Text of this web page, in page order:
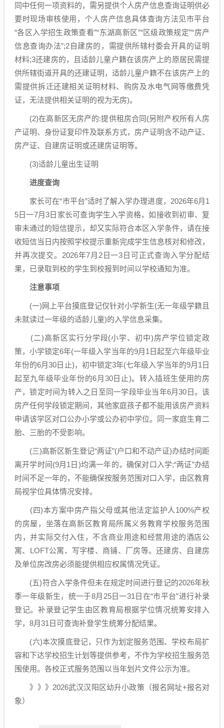
同中任何一项资料的，需另提供个人房产信息查询证明供必
要时现场审核使用，个人房产信息具体查询方法见市平台
“各区入学招生政策查看”“东湖高新区”“区级政策规定”“房产
信息查询办法”;2自建房的，需提供所辖村委会开具的证明
材料;3还建房的，且适龄儿童户籍在该房产上的原居民需提
供所辖街道开具的还建证明，适龄儿童户籍不在该房产上的
需提供拆迁还建相关证明材料、购房及水电气网等缴费凭
证，无法提供相关证明的视为无房)。
(2)在高新区无房产的:提供租房合同(另附产权所有人房
产证明、身份证复印件及联系方式，房产证明含不动产证、
房产证、自建房证明或还建房证明等。
(3)适龄儿童出生证明
进度查询
家长可在“市平台”适时了解入学办理进度，2026年6月1
5日一7月3日家长可查询学生入学资格，如接收到初审、复
审未通过的短信提示，却又实际符合本区入学条件，请在接
收短信当日内按照学校提示重新完成学生信息核对和修改，
并再次提交。2026年7月2日一3日可正式查询入学分配结
果，已录取到校的学生到校报到时间以学校通知为准。
注意事项
(一)网上平台摸底登记仅针对小学新生(无一年级学籍且
未就读过一年级的适龄儿童)的入学信息采集。
(二)高新区实行分学段(小学、初中)房产学位锁定政
策，小学锁定6年(一年级入学当年的9月1日起至六年级毕业
年份的6月30日止)，初中锁定3年(七年级入学当年的9月1日
起至九年级毕业年份的6月30日止)。转入插班生使用的房
产，锁定时间为转入之日至同一学段毕业当年6月30日。该
房产任何学段锁定期间，其他家庭孩子都不能用该房产资料
申请该学区对口公办小学或公办初中学位。同一家庭生育二
胎、三胎的不受影响。
(三)高新区新生登记“两证”(户口和不动产证)办结时间距
离开学时间(9月1日)均满一年的，确保对口入学;“两证”办结
时间不足一年的，不能确保按服务范围对口入学，由区教育
局视学位具体情况安排。
(四)本方案中房产指父母或其他法定监护人100%产权
的房屋，坐落在高新区教育局所属义务教育学校服务范围
内，并实际交付入住，不含商业用途和经营用途的酒店公
寓、LOFT公寓、写字楼、商铺、厂房等。还建房、自建房
及单位房改房必须能提供相应权属情况凭证。
(五)符合入学条件但未在规定时间进行登记的2026年秋
季一年级新生，统一于8月25日一31日在“市平台”进行补录
登记。补录登记学生由区教育局根据学位情况统筹安排入
学，8月31日可查询补登学生统筹分配结果。
(六)本次摸底登记，只作为划定服务范围、学校布局扩
容和下达学校招生计划等提供参考，不作为学校招生服务范
围使用。各校正式服务范围以当年划片文件公示为准。
》》》2026武汉汉阳区幼升小政策（报名网址+报名对
象）